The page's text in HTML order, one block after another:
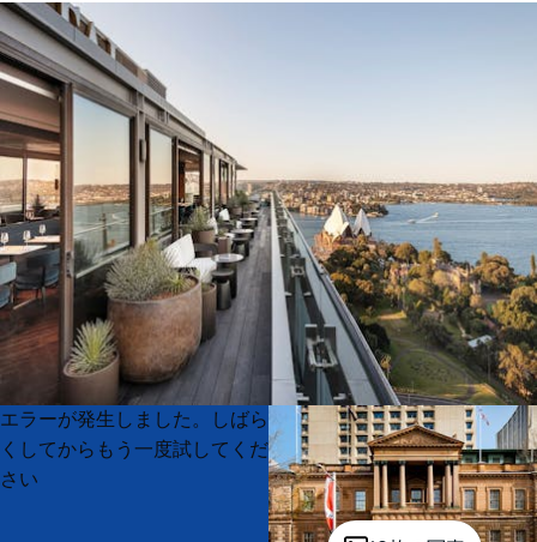
Product
List
Product
List
エラーが発生しました。しばら
くしてからもう一度試してくだ
さい